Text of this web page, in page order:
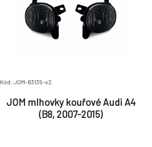
Kód: JOM-83135-x2
JOM mlhovky kouřové Audi A4
(B8, 2007-2015)